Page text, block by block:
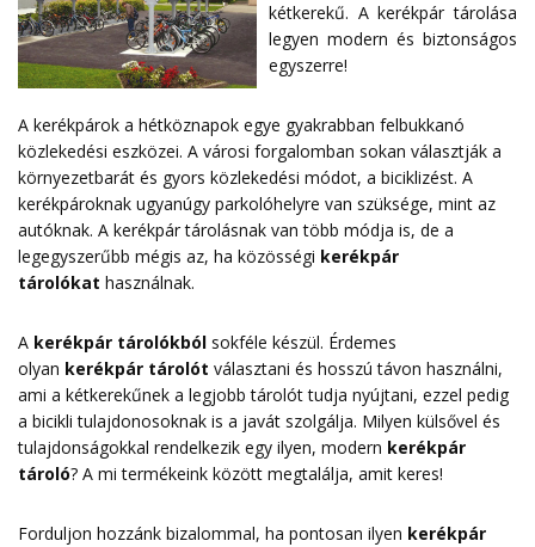
kétkerekű. A kerékpár tárolása
legyen modern és biztonságos
egyszerre!
A kerékpárok a hétköznapok egye gyakrabban felbukkanó
közlekedési eszközei. A városi forgalomban sokan választják a
környezetbarát és gyors közlekedési módot, a biciklizést. A
kerékpároknak ugyanúgy parkolóhelyre van szüksége, mint az
autóknak. A kerékpár tárolásnak van több módja is, de a
legegyszerűbb mégis az, ha közösségi kerékpár
tárolókat használnak.
A kerékpár tárolókból sokféle készül. Érdemes
olyan kerékpár tárolót választani és hosszú távon használni,
ami a kétkerekűnek a legjobb tárolót tudja nyújtani, ezzel pedig
a bicikli tulajdonosoknak is a javát szolgálja. Milyen külsővel és
tulajdonságokkal rendelkezik egy ilyen, modern kerékpár
tároló? A mi termékeink között megtalálja, amit keres!
Forduljon hozzánk bizalommal, ha pontosan ilyen kerékpár